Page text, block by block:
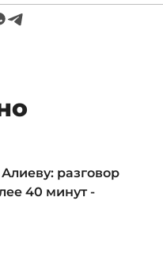
разговор
40 минут -